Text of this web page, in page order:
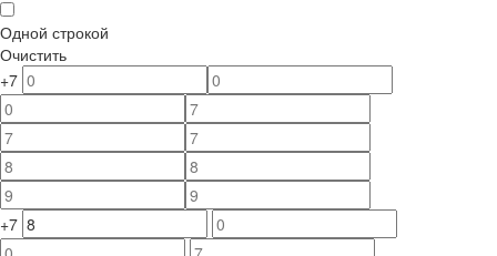
Одной строкой
Очистить
+7
+7